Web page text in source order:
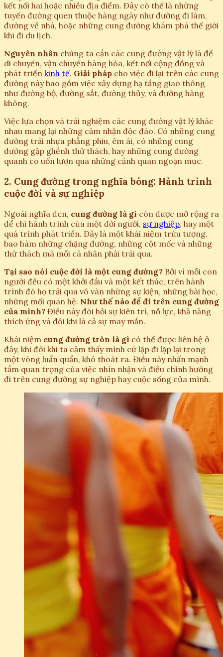
kết nối hai hoặc nhiều địa điểm. Đây có thể là những
tuyến đường quen thuộc hàng ngày như đường đi làm,
đường về nhà, hoặc những cung đường khám phá thế giới
khi đi du lịch.
Nguyên nhân chúng ta cần các cung đường vật lý là để
di chuyển, vận chuyển hàng hóa, kết nối cộng đồng và
phát triển kinh tế. Giải pháp cho việc đi lại trên các cung
đường này bao gồm việc xây dựng hạ tầng giao thông
như đường bộ, đường sắt, đường thủy, và đường hàng
không.
Việc lựa chọn và trải nghiệm các cung đường vật lý khác
nhau mang lại những cảm nhận độc đáo. Có những cung
đường trải nhựa phẳng phiu, êm ái, có những cung
đường gập ghềnh thử thách, hay những cung đường
quanh co uốn lượn qua những cảnh quan ngoạn mục.
2. Cung đường trong nghĩa bóng: Hành trình
cuộc đời và sự nghiệp
Ngoài nghĩa đen, cung đường là gì còn được mở rộng ra
để chỉ hành trình của một đời người, sự nghiệp, hay một
quá trình phát triển. Đây là một khái niệm trừu tượng,
bao hàm những chặng đường, những cột mốc và những
thử thách mà mỗi cá nhân phải trải qua.
Tại sao nói cuộc đời là một cung đường? Bởi vì mỗi con
người đều có một khởi đầu và một kết thúc, trên hành
trình đó họ trải qua vô vàn những sự kiện, những bài học,
những mối quan hệ. Như thế nào để đi trên cung đường
của mình? Điều này đòi hỏi sự kiên trì, nỗ lực, khả năng
thích ứng và đôi khi là cả sự may mắn.
Khái niệm cung đường tròn là gì có thể được liên hệ ở
đây, khi đôi khi ta cảm thấy mình cứ lặp đi lặp lại trong
một vòng luẩn quẩn, khó thoát ra. Điều này nhấn mạnh
tầm quan trọng của việc nhìn nhận và điều chỉnh hướng
đi trên cung đường sự nghiệp hay cuộc sống của mình.